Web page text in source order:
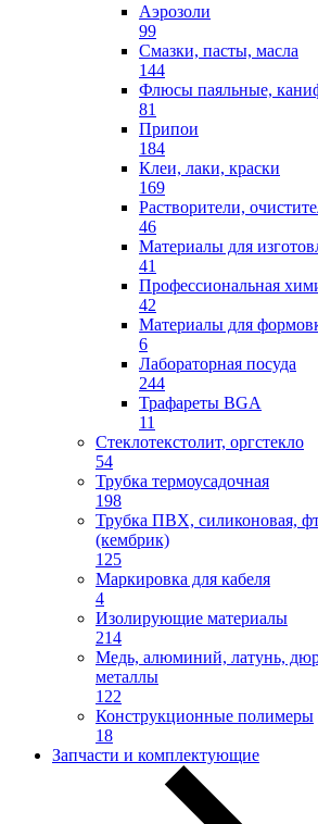
Аэрозоли
99
Смазки, пасты, масла
144
Флюсы паяльные,
81
Припои
184
Клеи, лаки, краски
169
Растворители,
46
Материалы для
41
Профессиональная
42
Материалы для
6
Лабораторная посуда
244
Трафареты BGA
11
Стеклотекстолит, оргстекло
54
Трубка термоусадочная
198
Трубка ПВХ, силиконовая,
(кембрик)
125
Маркировка для кабеля
4
Изолирующие материалы
214
Медь, алюминий, латунь,
металлы
122
Конструкционные полимеры
18
Запчасти и комплектующие